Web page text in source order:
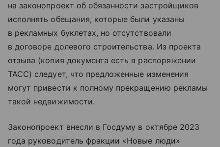
на законопроект об обязанности застройщиков
исполнять обещания, которые были указаны
в рекламных буклетах, но отсутствовали
в договоре долевого строительства. Из проекта
отзыва (копия документа есть в распоряжении
ТАСС) следует, что предложенные изменения
могут привести к полному прекращению рекламы
такой недвижимости.
Законопроект внесли в Госдуму в октябре 2023
года руководитель фракции «Новые люди»